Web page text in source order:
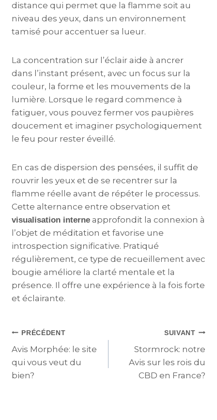
distance qui permet que la flamme soit au
niveau des yeux, dans un environnement
tamisé pour accentuer sa lueur.
La concentration sur l’éclair aide à ancrer
dans l’instant présent, avec un focus sur la
couleur, la forme et les mouvements de la
lumière. Lorsque le regard commence à
fatiguer, vous pouvez fermer vos paupières
doucement et imaginer psychologiquement
le feu pour rester éveillé.
En cas de dispersion des pensées, il suffit de
rouvrir les yeux et de se recentrer sur la
flamme réelle avant de répéter le processus.
Cette alternance entre observation et
visualisation interne approfondit la connexion à
l’objet de méditation et favorise une
introspection significative. Pratiqué
régulièrement, ce type de recueillement avec
bougie améliore la clarté mentale et la
présence. Il offre une expérience à la fois forte
et éclairante.
PRÉCÉDENT
Avis Morphée: le site
qui vous veut du
bien?
SUIVANT
Stormrock: notre
Avis sur les rois du
CBD en France?